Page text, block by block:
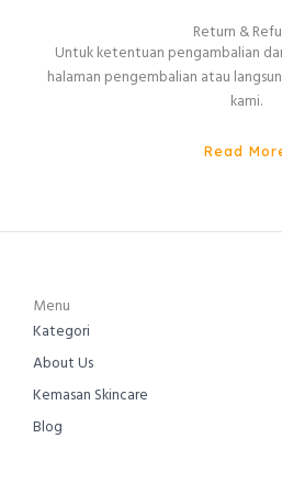
Return &
Untuk ketentuan pengambalian
halaman pengembalian atau
kami.
Read
Menu
Kategori
About Us
Kemasan Skincare
Blog